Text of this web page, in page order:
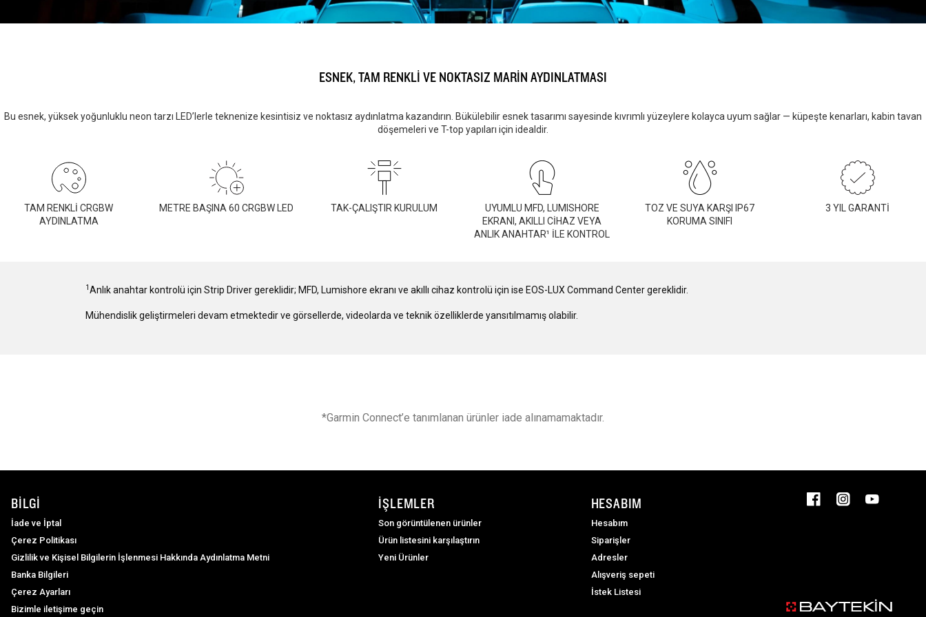
ESNEK, TAM RENKLİ VE NOKTASIZ MARİN AYDINLATMASI
Bu esnek, yüksek yoğunluklu neon tarzı LED’lerle teknenize kesintisiz ve noktasız aydınlatma kazandırın. Bükülebilir esnek tasarımı sayesinde kıvrımlı yüzeylere kolayca uyum sağlar — küpeşte kenarları, kabin tavan
döşemeleri ve T-top yapıları için idealdir.
TAM RENKLİ CRGBW
AYDINLATMA
METRE BAŞINA 60 CRGBW LED TAK-ÇALIŞTIR KURULUM
UYUMLU MFD, LUMISHORE
EKRANI, AKILLI CİHAZ VEYA
ANLIK ANAHTAR¹ İLE KONTROL
TOZ VE SUYA KARŞI IP67
KORUMA SINIFI
3 YIL GARANTİ
1Anlık anahtar kontrolü için Strip Driver gereklidir; MFD, Lumishore ekranı ve akıllı cihaz kontrolü için ise EOS-LUX Command Center gereklidir.
Mühendislik geliştirmeleri devam etmektedir ve görsellerde, videolarda ve teknik özelliklerde yansıtılmamış olabilir.
*Garmin Connect’e tanımlanan ürünler iade alınamamaktadır.
BILGI
İade ve İptal
Çerez Politikası
Gizlilik ve Kişisel Bilgilerin İşlenmesi Hakkında Aydınlatma Metni
Banka Bilgileri
Çerez Ayarları
Bizimle iletişime geçin
İŞLEMLER
Son görüntülenen ürünler
Ürün listesini karşılaştırın
Yeni Ürünler
HESABIM
Hesabım
Siparişler
Adresler
Alışveriş sepeti
İstek Listesi